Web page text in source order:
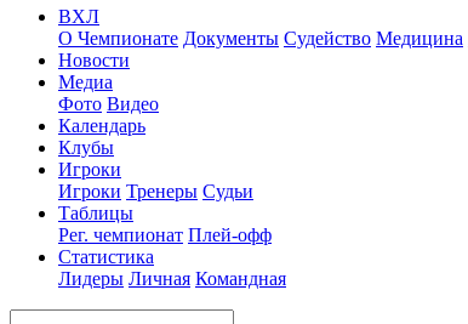
ВХЛ
О Чемпионате Документы Судейство Медицина
Новости
Медиа
Фото Видео
Календарь
Клубы
Игроки
Игроки Тренеры Судьи
Таблицы
Рег. чемпионат Плей-офф
Статистика
Лидеры Личная Командная